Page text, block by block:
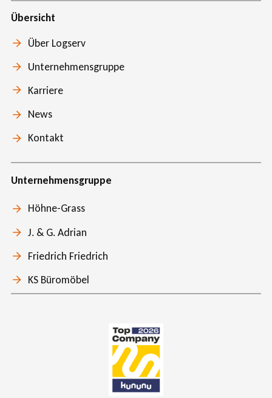
Übersicht
Über Logserv
Unternehmensgruppe
Karriere
News
Kontakt
Unternehmensgruppe
Höhne-Grass
J. & G. Adrian
Friedrich Friedrich
KS Büromöbel